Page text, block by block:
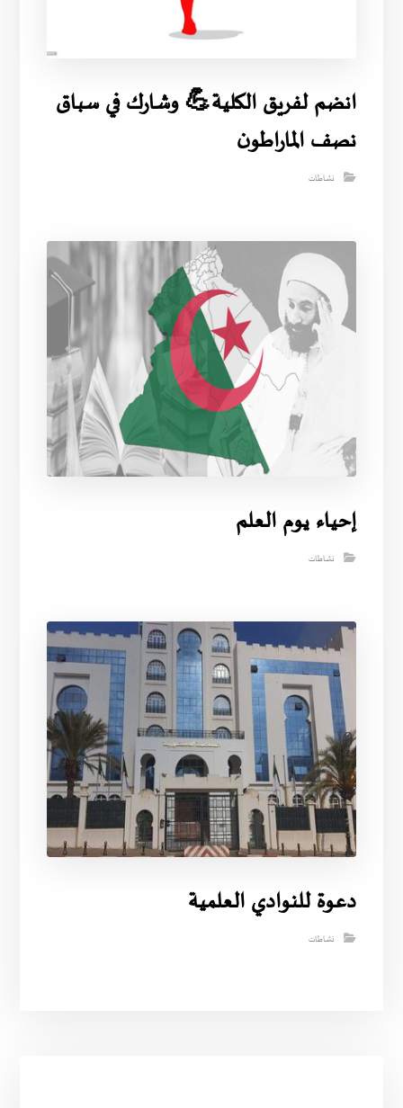
انضم لفريق الكلية💪 وشارك في سباق
نصف الماراطون
نشاطات
إحياء يوم العلم
نشاطات
دعوة للنوادي العلمية
نشاطات